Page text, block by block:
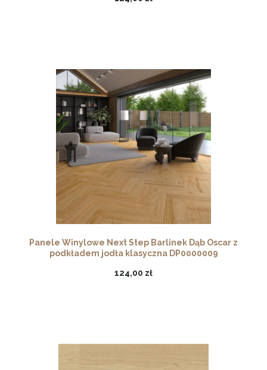
Panele Winylowe Next Step Barlinek Dąb Oscar z
podkładem jodła klasyczna DP0000009
124,00 zł